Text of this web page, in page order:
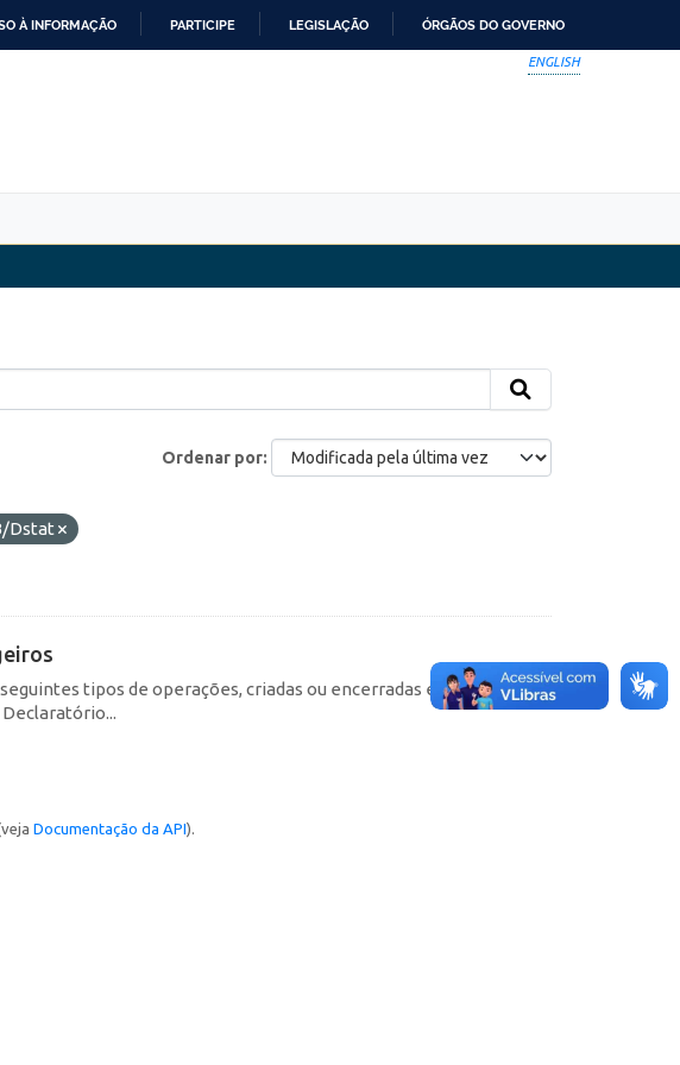
À INFORMAÇÃO PARTICIPE LEGISLAÇÃO ÓRGÃOS DO GOVERNO
ENGLISH
Ordenar por
Dstat
tipos de operações, criadas ou encerradas em cada
Documentação da API).